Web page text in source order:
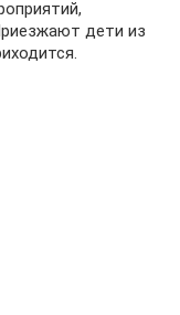
дети из